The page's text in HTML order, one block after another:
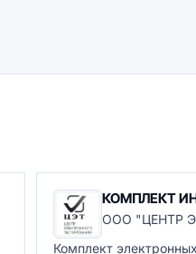
КОМПЛЕКТ
ООО "ЦЕНТР
Комплект